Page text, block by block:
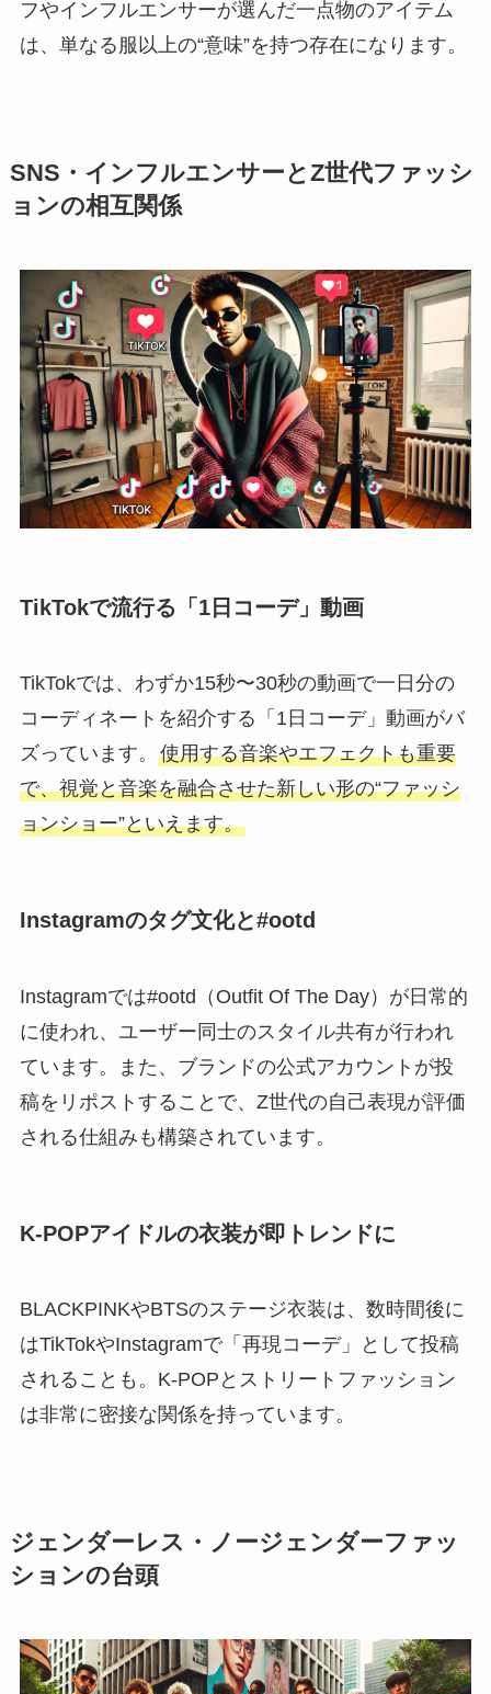
フやインフルエンサーが選んだ一点物のアイテム
は、単なる服以上の“意味”を持つ存在になります。
SNS・インフルエンサーとZ世代ファッシ
ョンの相互関係
TikTokで流行る「1日コーデ」動画
TikTokでは、わずか15秒〜30秒の動画で一日分の
コーディネートを紹介する「1日コーデ」動画がバ
ズっています。 使用する音楽やエフェクトも重要
で、視覚と音楽を融合させた新しい形の“ファッシ
ョンショー”といえます。
Instagramのタグ文化と#ootd
Instagramでは#ootd（Outfit Of The Day）が日常的
に使われ、ユーザー同士のスタイル共有が行われ
ています。また、ブランドの公式アカウントが投
稿をリポストすることで、Z世代の自己表現が評価
される仕組みも構築されています。
K-POPアイドルの衣装が即トレンドに
BLACKPINKやBTSのステージ衣装は、数時間後に
はTikTokやInstagramで「再現コーデ」として投稿
されることも。K-POPとストリートファッション
は非常に密接な関係を持っています。
ジェンダーレス・ノージェンダーファッ
ションの台頭